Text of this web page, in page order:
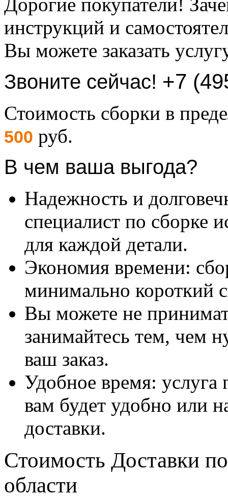
инструкций и
Вы можете заказать
Звоните сейчас! +7
Стоимость сборки в
500 руб.
В чем ваша выгода?
Надежность и
специалист по сборке
для каждой детали.
Экономия времени:
минимально короткий
Вы можете не
занимайтесь тем, чем
ваш заказ.
Удобное время: услуга
вам будет удобно или
доставки.
Стоимость Доставки
области